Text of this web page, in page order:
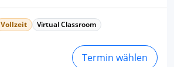
Vollzeit Virtual Classroom
Termin wählen